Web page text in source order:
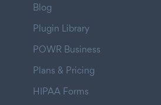
Blog
Plugin Library
POWR Business
Plans & Pricing
HIPAA Forms